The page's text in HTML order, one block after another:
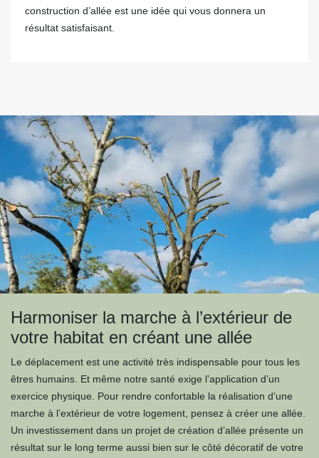
construction d’allée est une idée qui vous donnera un
résultat satisfaisant.
Harmoniser la marche à l’extérieur de
votre habitat en créant une allée
Le déplacement est une activité très indispensable pour tous les
êtres humains. Et même notre santé exige l’application d’un
exercice physique. Pour rendre confortable la réalisation d’une
marche à l’extérieur de votre logement, pensez à créer une allée.
Un investissement dans un projet de création d’allée présente un
résultat sur le long terme aussi bien sur le côté décoratif de votre